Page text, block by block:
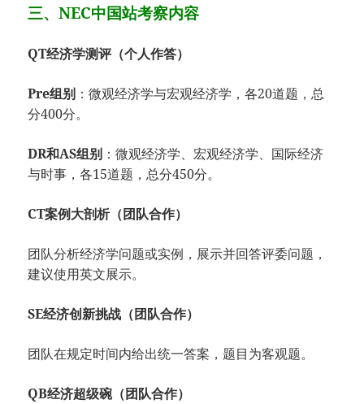
三、NEC中国站考察内容
QT经济学测评（个人作答）
Pre组别 ：微观经济学与宏观经济学，各20道题，总
分400分。
DR和AS组别 ：微观经济学、宏观经济学、国际经济
与时事，各15道题，总分450分。
CT案例大剖析（团队合作）
团队分析经济学问题或实例，展示并回答评委问题，
建议使用英文展示。
SE经济创新挑战（团队合作）
团队在规定时间内给出统一答案，题目为客观题。
QB经济超级碗（团队合作）